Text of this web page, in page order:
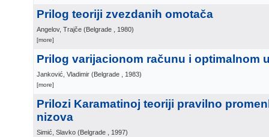
Prilog teoriji zvezdanih omotača
Angelov, Trajče (Belgrade , 1980)
[more]
Prilog varijacionom računu i optimalnom
Janković, Vladimir (Belgrade , 1983)
[more]
Prilozi Karamatinoj teoriji pravilno
nizova
Simić, Slavko (Belgrade , 1997)